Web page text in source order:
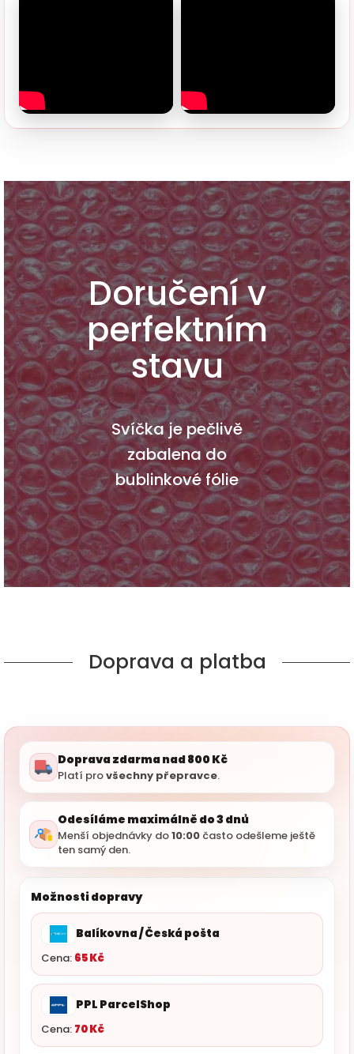
Doručení v
perfektním
stavu
Svíčka je pečlivě
zabalena do
bublinkové fólie
Doprava a platba
Doprava zdarma nad 800 Kč
Platí provšechny přepravce.
Odesíláme maximálně do 3 dnů
Menší objednávky do10:00 často odešleme ještě
ten samý den.
Možnosti dopravy
Balíkovna / Česká pošta
Cena: 65 Kč
PPL ParcelShop
Cena: 70 Kč